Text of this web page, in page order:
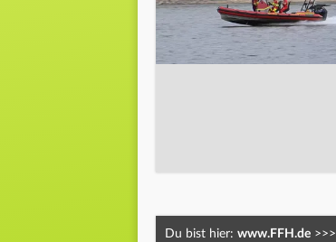
Du bist hier: www.FFH.de >>>